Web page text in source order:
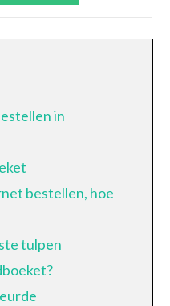
in
bestellen, hoe
tulpen